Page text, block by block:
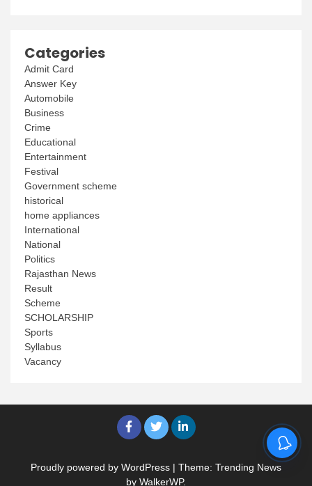
Categories
Admit Card
Answer Key
Automobile
Business
Crime
Educational
Entertainment
Festival
Government scheme
historical
home appliances
International
National
Politics
Rajasthan News
Result
Scheme
SCHOLARSHIP
Sports
Syllabus
Vacancy
Proudly powered by WordPress | Theme: Trending News
by WalkerWP.